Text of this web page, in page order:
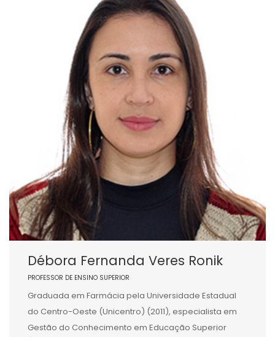
Débora Fernanda Veres Ronik
PROFESSOR DE ENSINO SUPERIOR
Graduada em Farmácia pela Universidade Estadual
do Centro-Oeste (Unicentro) (2011), especialista em
Gestão do Conhecimento em Educação Superior